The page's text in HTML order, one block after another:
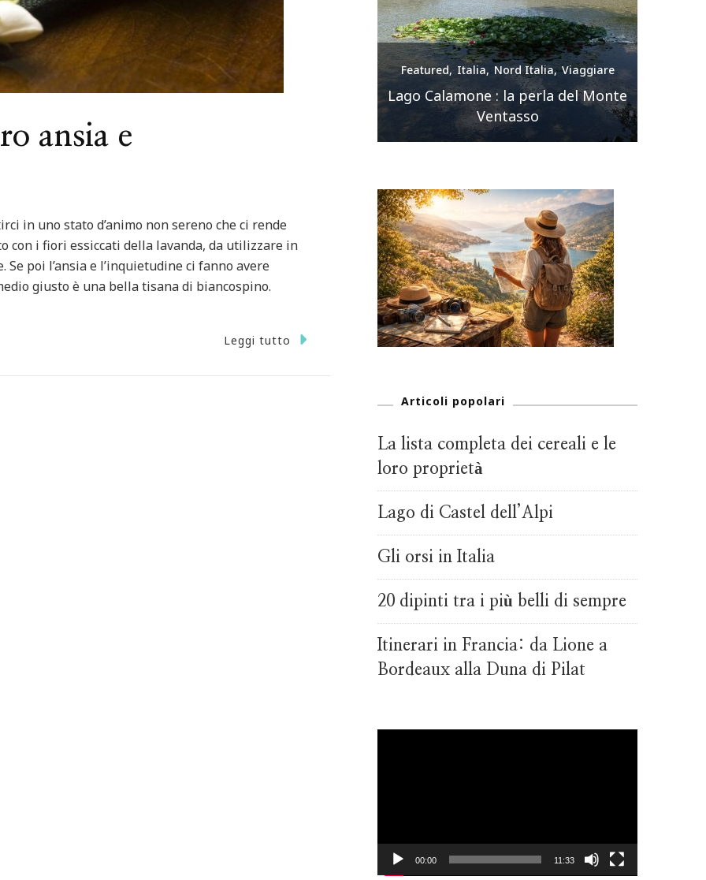
ansia e
in uno stato d’animo non sereno che ci rende
con i fiori essiccati della lavanda, da utilizzare in
poi l’ansia e l’inquietudine ci fanno avere
giusto è una bella tisana di biancospino.
Leggi tutto
Italia Viaggiare
Featured Italia Nord Italia
Lago Calamone : la perla del Monte
Featured Italia Nord Italia Viaggiare
Premilcuore e le sue cascate
spettacolari
Articoli popolari
La lista completa dei cereali e le
loro proprietà
Lago di Castel dell’Alpi
Gli orsi in Italia
20 dipinti tra i più belli di sempre
Itinerari in Francia: da Lione a
Bordeaux alla Duna di Pilat
00:00 11:33